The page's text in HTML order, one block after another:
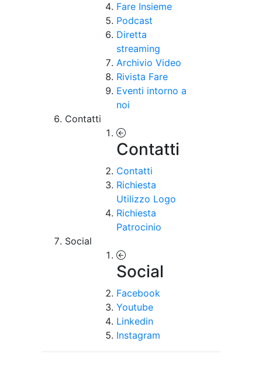
Fare Insieme
Podcast
Diretta
streaming
Archivio Video
Rivista Fare
Eventi intorno a
noi
Contatti
Contatti
Contatti
Richiesta
Utilizzo Logo
Richiesta
Patrocinio
Social
Social
Facebook
Youtube
Linkedin
Instagram